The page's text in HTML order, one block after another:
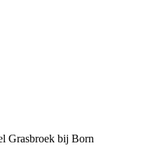
Grasbroek bij Born